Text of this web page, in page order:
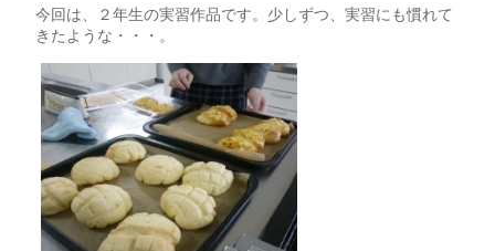
今回は、２年生の実習作品です。少しずつ、実習にも慣れて
きたような・・・。